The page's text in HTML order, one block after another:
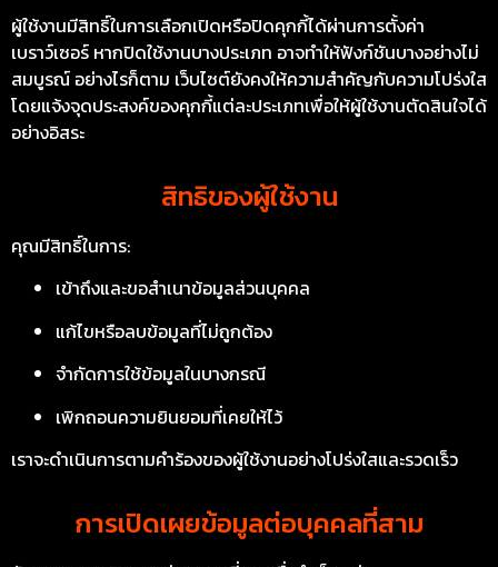
ผู้ใช้งานมีสิทธิ์ในการเลือกเปิดหรือปิดคุกกี้ได้ผ่านการตั้งค่า
เบราว์เซอร์ หากปิดใช้งานบางประเภท อาจทำให้ฟังก์ชันบางอย่างไม่
สมบูรณ์ อย่างไรก็ตาม เว็บไซต์ยังคงให้ความสำคัญกับความโปร่งใส
โดยแจ้งจุดประสงค์ของคุกกี้แต่ละประเภทเพื่อให้ผู้ใช้งานตัดสินใจได้
อย่างอิสระ
สิทธิของผู้ใช้งาน
คุณมีสิทธิ์ในการ:
เข้าถึงและขอสำเนาข้อมูลส่วนบุคคล
แก้ไขหรือลบข้อมูลที่ไม่ถูกต้อง
จำกัดการใช้ข้อมูลในบางกรณี
เพิกถอนความยินยอมที่เคยให้ไว้
เราจะดำเนินการตามคำร้องของผู้ใช้งานอย่างโปร่งใสและรวดเร็ว
การเปิดเผยข้อมูลต่อบุคคลที่สาม